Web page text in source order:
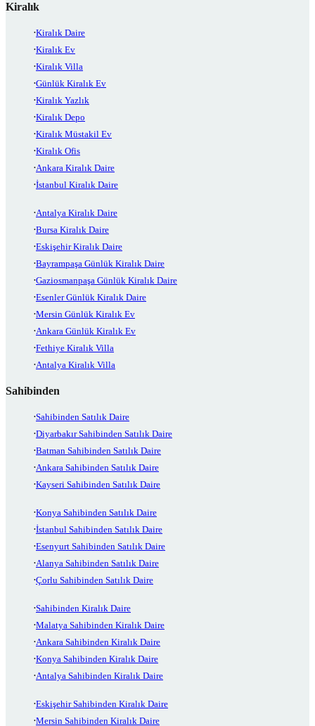
Kiralık
Kiralık Daire
Kiralık Ev
Kiralık Villa
Günlük Kiralık Ev
Kiralık Yazlık
Kiralık Depo
Kiralık Müstakil Ev
Kiralık Ofis
Ankara Kiralık Daire
İstanbul Kiralık Daire
Antalya Kiralık Daire
Bursa Kiralık Daire
Eskişehir Kiralık Daire
Bayrampaşa Günlük Kiralık Daire
Gaziosmanpaşa Günlük Kiralık Daire
Esenler Günlük Kiralık Daire
Mersin Günlük Kiralık Ev
Ankara Günlük Kiralık Ev
Fethiye Kiralık Villa
Antalya Kiralık Villa
Sahibinden
Sahibinden Satılık Daire
Diyarbakır Sahibinden Satılık Daire
Batman Sahibinden Satılık Daire
Ankara Sahibinden Satılık Daire
Kayseri Sahibinden Satılık Daire
Konya Sahibinden Satılık Daire
İstanbul Sahibinden Satılık Daire
Esenyurt Sahibinden Satılık Daire
Alanya Sahibinden Satılık Daire
Çorlu Sahibinden Satılık Daire
Sahibinden Kiralık Daire
Malatya Sahibinden Kiralık Daire
Ankara Sahibinden Kiralık Daire
Konya Sahibinden Kiralık Daire
Antalya Sahibinden Kiralık Daire
Eskişehir Sahibinden Kiralık Daire
Mersin Sahibinden Kiralık Daire